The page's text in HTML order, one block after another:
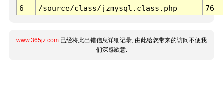
6
/source/class/jzmysql.class.php 76
www.365jz.com 已经将此出错信息详细记录, 由此给您带来的访问不便我
们深感歉意.